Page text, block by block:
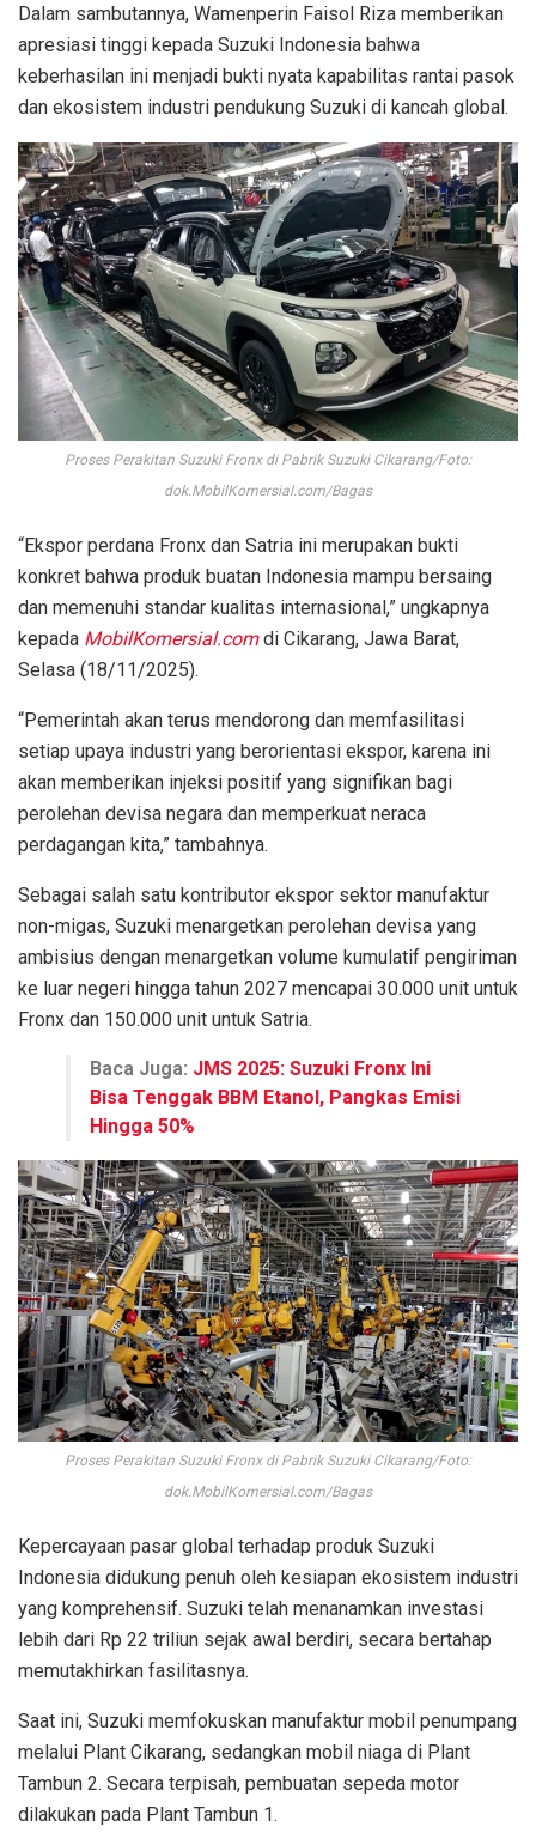
Dalam sambutannya, Wamenperin Faisol Riza memberikan
apresiasi tinggi kepada Suzuki Indonesia bahwa
keberhasilan ini menjadi bukti nyata kapabilitas rantai pasok
dan ekosistem industri pendukung Suzuki di kancah global.
Proses Perakitan Suzuki Fronx di Pabrik Suzuki Cikarang/Foto:
dok.MobilKomersial.com/Bagas
“Ekspor perdana Fronx dan Satria ini merupakan bukti
konkret bahwa produk buatan Indonesia mampu bersaing
dan memenuhi standar kualitas internasional,” ungkapnya
kepada MobilKomersial.comdi Cikarang, Jawa Barat,
Selasa (18/11/2025).
“Pemerintah akan terus mendorong dan memfasilitasi
setiap upaya industri yang berorientasi ekspor, karena ini
akan memberikan injeksi positif yang signifikan bagi
perolehan devisa negara dan memperkuat neraca
perdagangan kita,” tambahnya.
Sebagai salah satu kontributor ekspor sektor manufaktur
non-migas, Suzuki menargetkan perolehan devisa yang
ambisius dengan menargetkan volume kumulatif pengiriman
ke luar negeri hingga tahun 2027 mencapai 30.000 unit untuk
Fronx dan 150.000 unit untuk Satria.
Baca Juga: JMS 2025: Suzuki Fronx Ini
Bisa Tenggak BBM Etanol, Pangkas Emisi
Hingga 50%
Proses Perakitan Suzuki Fronx di Pabrik Suzuki Cikarang/Foto:
dok.MobilKomersial.com/Bagas
Kepercayaan pasar global terhadap produk Suzuki
Indonesia didukung penuh oleh kesiapan ekosistem industri
yang komprehensif. Suzuki telah menanamkan investasi
lebih dari Rp 22 triliun sejak awal berdiri, secara bertahap
memutakhirkan fasilitasnya.
Saat ini, Suzuki memfokuskan manufaktur mobil penumpang
melalui Plant Cikarang, sedangkan mobil niaga di Plant
Tambun 2. Secara terpisah, pembuatan sepeda motor
dilakukan pada Plant Tambun 1.